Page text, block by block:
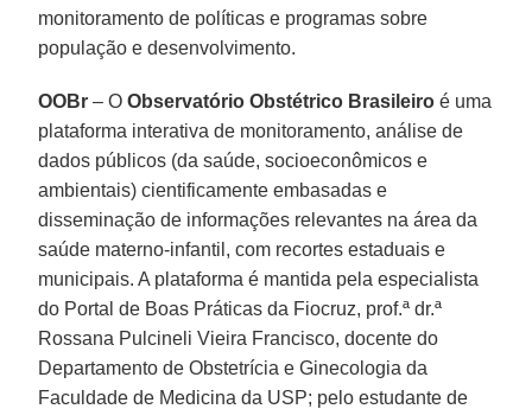
monitoramento de políticas e programas sobre
população e desenvolvimento.
OOBr – OObservatório Obstétrico Brasileiro é uma
plataforma interativa de monitoramento, análise de
dados públicos (da saúde, socioeconômicos e
ambientais) cientificamente embasadas e
disseminação de informações relevantes na área da
saúde materno-infantil, com recortes estaduais e
municipais. A plataforma é mantida pela especialista
do Portal de Boas Práticas da Fiocruz, prof.ª dr.ª
Rossana Pulcineli Vieira Francisco, docente do
Departamento de Obstetrícia e Ginecologia da
Faculdade de Medicina da USP; pelo estudante de